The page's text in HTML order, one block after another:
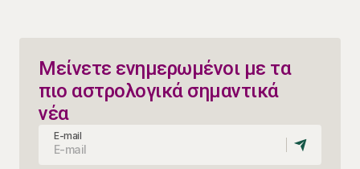
Μείνετε ενημερωμένοι με τα
πιο αστρολογικά σημαντικά
νέα
E-mail